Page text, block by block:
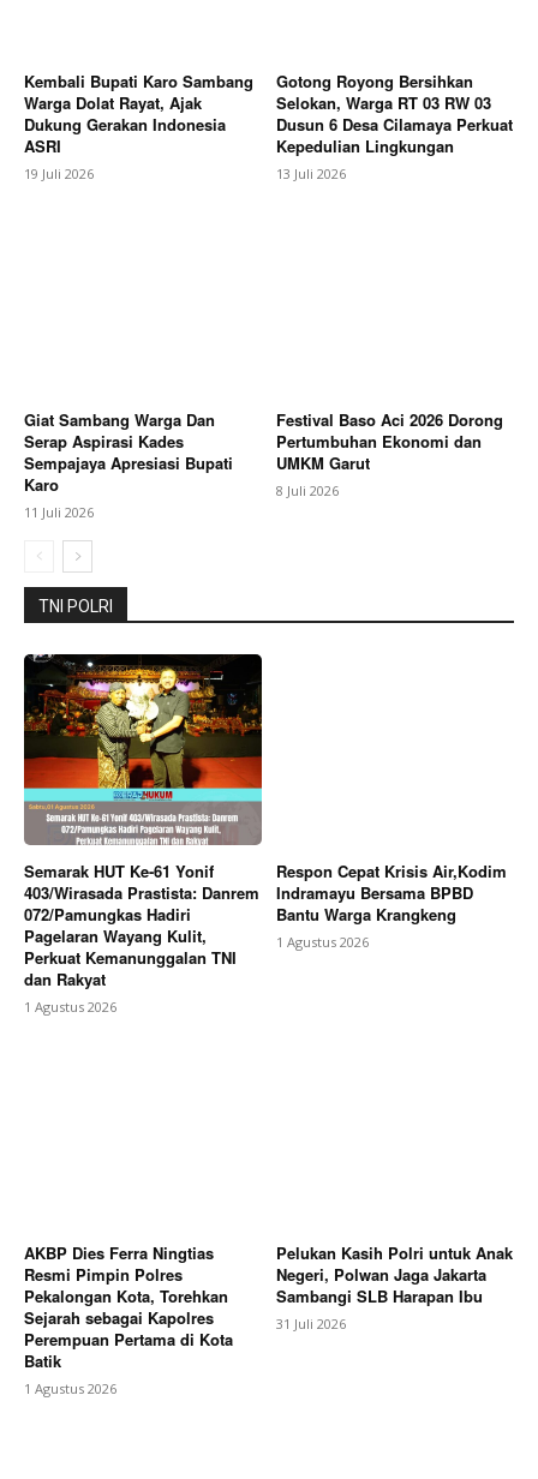
Company
About
di Atap Rumah Warga Wonopringgo, Satu Orang
Terluka
Kembali Bupati Karo Sambang
Warga Dolat Rayat, Ajak
Dukung Gerakan Indonesia
ASRI
19 Juli 2026
Gotong Royong Bersihkan
Selokan, Warga RT 03 RW 03
Dusun 6 Desa Cilamaya Perkuat
Kepedulian Lingkungan
13 Juli 2026
Giat Sambang Warga Dan
Serap Aspirasi Kades
Sempajaya Apresiasi Bupati
Karo
11 Juli 2026
Festival Baso Aci 2026 Dorong
Pertumbuhan Ekonomi dan
UMKM Garut
8 Juli 2026
TNI POLRI
Semarak HUT Ke-61 Yonif
403/Wirasada Prastista: Danrem
072/Pamungkas Hadiri
Pagelaran Wayang Kulit,
Perkuat Kemanunggalan TNI
dan Rakyat
1 Agustus 2026
Respon Cepat Krisis Air,Kodim
Indramayu Bersama BPBD
Bantu Warga Krangkeng
1 Agustus 2026
AKBP Dies Ferra Ningtias
Resmi Pimpin Polres
Pekalongan Kota, Torehkan
Sejarah sebagai Kapolres
Perempuan Pertama di Kota
Batik
1 Agustus 2026
Pelukan Kasih Polri untuk Anak
Negeri, Polwan Jaga Jakarta
Sambangi SLB Harapan Ibu
31 Juli 2026